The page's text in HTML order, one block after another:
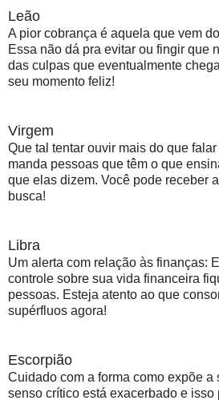
Leão
A pior cobrança é aquela que vem
Essa não dá pra evitar ou fingir que
das culpas que eventualmente
seu momento feliz!
Virgem
Que tal tentar ouvir mais do que
manda pessoas que têm o que
que elas dizem. Você pode receber
busca!
Libra
Um alerta com relação às finanças:
controle sobre sua vida financeira
pessoas. Esteja atento ao que
supérfluos agora!
Escorpião
Cuidado com a forma como expõe a
senso crítico está exacerbado e isso